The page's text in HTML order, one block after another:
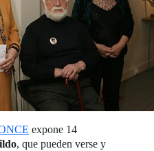
expone 14
, que pueden verse y